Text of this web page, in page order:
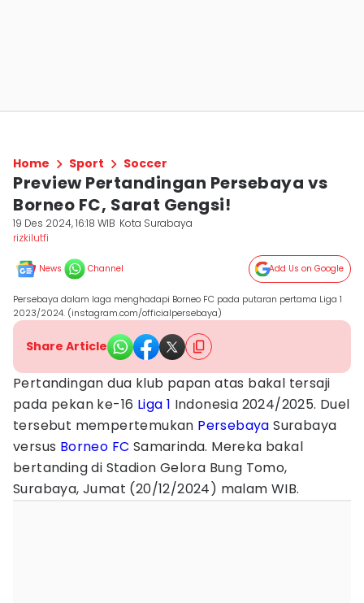
Home Sport Soccer
Preview Pertandingan Persebaya vs
Borneo FC, Sarat Gengsi!
19 Des 2024, 16:18 WIB Kota Surabaya
rizkilutfi
News Channel Add Us on Google
Persebaya dalam laga menghadapi Borneo FC pada putaran pertama Liga 1
2023/2024. (instagram.com/officialpersebaya)
Share Article
Pertandingan dua klub papan atas bakal tersaji
pada pekan ke-16 Liga 1 Indonesia 2024/2025. Duel
tersebut mempertemukan Persebaya Surabaya
versus Borneo FC Samarinda. Mereka bakal
bertanding di Stadion Gelora Bung Tomo,
Surabaya, Jumat (20/12/2024) malam WIB.